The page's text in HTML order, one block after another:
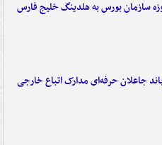
جاعلان حرفه‌ای مدارک اتباع خارجی